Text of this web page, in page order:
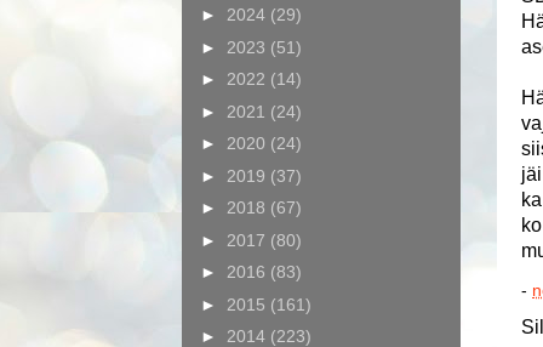
-
► 2024 (29)
► 2023 (51)
► 2022 (14)
► 2021 (24)
► 2020 (24)
► 2019 (37)
► 2018 (67)
► 2017 (80)
► 2016 (83)
► 2015 (161)
► 2014 (223)